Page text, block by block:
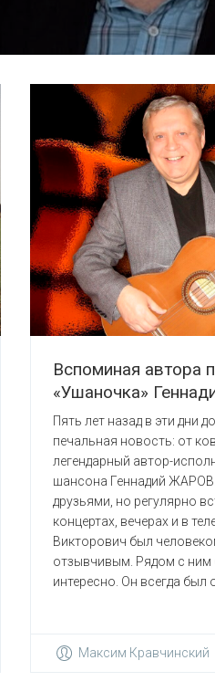
Вспоминая автора
«Ушаночка»
Пять лет назад в эти дни
печальная новость: от
легендарный автор-
шансона Геннадий
друзьями, но регулярно
концертах, вечерах и в
Викторович был
отзывчивым. Рядом с ним
интересно. Он всегда был
Максим Кравчинский